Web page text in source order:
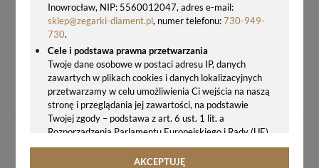
Inowrocław, NIP: 5560012047, adres e-mail:
sklep@zegarki-diament.pl, numer telefonu:730-949-
730.
Cele i podstawa prawna przetwarzania
Twoje dane osobowe w postaci adresu IP, danych
zawartych w plikach cookies i danych lokalizacyjnych
przetwarzamy w celu umożliwienia Ci wejścia na naszą
stronę i przeglądania jej zawartości, na podstawie
Twojej zgody – podstawa z art. 6 ust. 1 lit. a
Rozporządzenia Parlamentu Europejskiego i Rady (UE)
2016/679 z 27.04.2016 r. w sprawie ochrony osób
fizycznych w związku z przetwarzaniem danych
AKCEPTUJĘ
499,00 zł